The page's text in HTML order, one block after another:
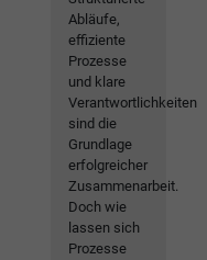
Abläufe,
effiziente
Prozesse
und klare
Verantwortlichkeiten
sind die
Grundlage
erfolgreicher
Zusammenarbeit.
Doch wie
lassen sich
Prozesse